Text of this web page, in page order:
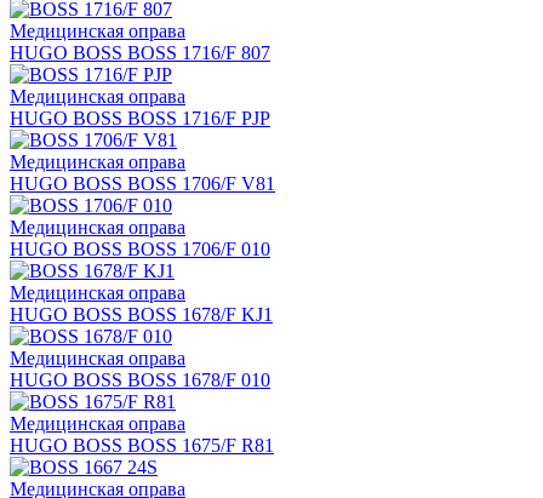
Медицинская оправа
HUGO BOSS BOSS 1716/F 807
Медицинская оправа
HUGO BOSS BOSS 1716/F PJP
Медицинская оправа
HUGO BOSS BOSS 1706/F V81
Медицинская оправа
HUGO BOSS BOSS 1706/F 010
Медицинская оправа
HUGO BOSS BOSS 1678/F KJ1
Медицинская оправа
HUGO BOSS BOSS 1678/F 010
Медицинская оправа
HUGO BOSS BOSS 1675/F R81
Медицинская оправа